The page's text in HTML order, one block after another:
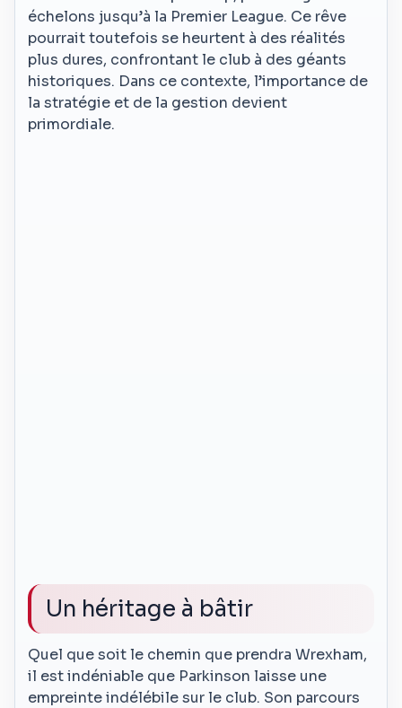
échelons jusqu’à la Premier League. Ce rêve
pourrait toutefois se heurtent à des réalités
plus dures, confrontant le club à des géants
historiques. Dans ce contexte, l’importance de
la stratégie et de la gestion devient
primordiale.
Un héritage à bâtir
Quel que soit le chemin que prendra Wrexham,
il est indéniable que Parkinson laisse une
empreinte indélébile sur le club. Son parcours